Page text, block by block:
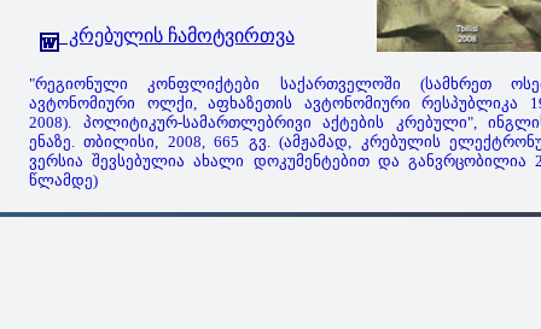
კრებულის ჩამოტვირთვა
"რეგიონული კონფლიქტები საქართველოში (სამხრეთ
ავტონომიური ოლქი, აფხაზეთის ავტონომიური რესპუბლიკა
2008). პოლიტიკურ-სამართლებრივი აქტების კრებული",
ენაზე. თბილისი, 2008, 665 გვ. (ამჟამად, კრებულის
ვერსია შევსებულია ახალი დოკუმენტებით და განვრცობილია
წლამდე)